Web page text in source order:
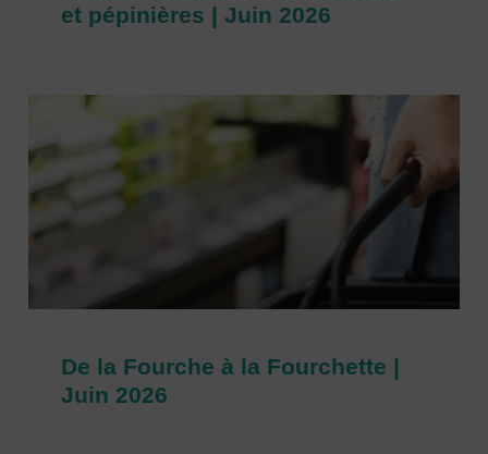
et pépinières | Juin 2026
De la Fourche à la Fourchette |
Juin 2026